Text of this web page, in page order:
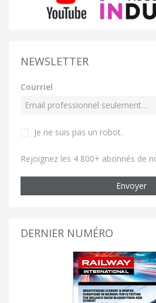
NEWSLETTER
Courriel
Je ne suis pas un robot.
Rejoignez les 4 800+ abonnés de
Envoyer
DERNIER NUMÉRO